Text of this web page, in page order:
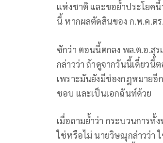
แห่งชาติ และขอย้ำประโยค
นี้ หากผลตัดสินของ ก.พ.ค.ต
ซักว่า ตอนนี้ตกลง พล.ต.อ.สุ
กล่าวว่า ถ้าดูจากวันนี้เดี๋ยวนี้
เพราะมันยังมีช่องกฎหมายอี
ชอบ และเป็นเอกฉันท์ด้วย
เมื่อถามย้ำว่า กระบวนการทั้
ใช่หรือไม่ นายวิษณุกล่าวว่า